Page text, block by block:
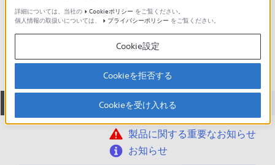
ECM-CG50BP
ダウンロード 取扱説明書
製品に関する重要なお知らせ
お知らせ
詳細については、当社の
Cookieポリシー をご覧ください。
個人情報の取扱いについては、
プライバシーポリシー をご覧ください。
Cookie設定
Cookieを拒否する
Cookieを受け入れる